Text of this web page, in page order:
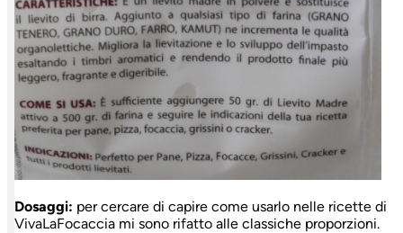
Dosaggi: per cercare di capire come usarlo nelle ricette di
VivaLaFocaccia mi sono rifatto alle classiche proporzioni.